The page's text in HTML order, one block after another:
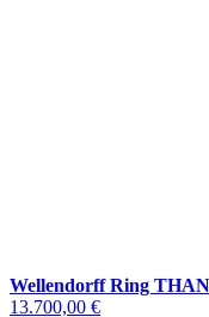
Wellendorff Ring
13.700,00 €